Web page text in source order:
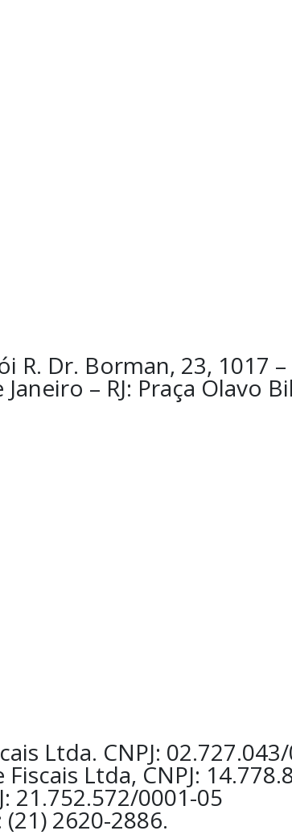
Dr. Borman, 23, 1017
– RJ: Praça Olavo
Ltda. CNPJ:
Ltda, CNPJ:
21.752.572/0001-05
2620-2886.